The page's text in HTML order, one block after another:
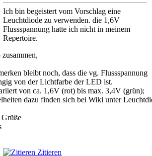
Ich bin begeistert vom Vorschlag eine
Leuchtdiode zu verwenden. die 1,6V
Flussspannung hatte ich nicht in meinem
Repertoire.
bleibt noch, dass die vg. Flussspannung
von der Lichtfarbe der LED ist.
von ca. 1,6V (rot) bis max. 3,4V (grün);
dazu finden sich bei Wiki unter
Zitieren